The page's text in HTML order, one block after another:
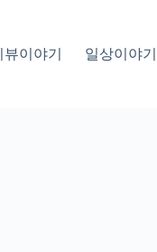
이야기 일상이야기